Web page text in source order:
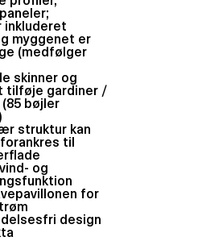
inkluderet
myggenet er
(medfølger
skinner og
tilføje gardiner /
bøjler
struktur kan
til
og
for
design